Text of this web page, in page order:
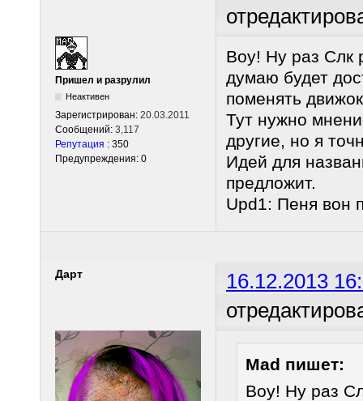
Пришел и разрулил
Неактивен
Зарегистрирован: 20.03.2011
Сообщений: 3,117
Репутация : 350
Предупреждения: 0
Воу! Ну раз Слк
думаю будет
поменять
Тут нужно
другие, но я
Идей для
предложит.
Upd1: Пеня вон
Дарт
16.12.2013
Mad пишет:
Воу! Ну раз